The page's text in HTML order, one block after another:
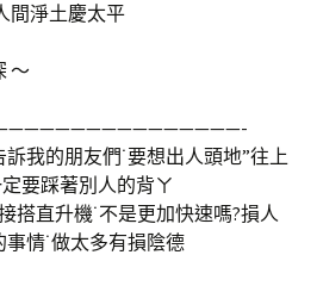
間淨土慶太平
～
訴我的朋友們˙要想出人頭地”往上
定要踩著別人的背ㄚ
搭直升機˙不是更加快速嗎?損人
事情˙做太多有損陰德